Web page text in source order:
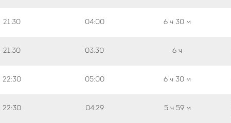
21:30 04:00 6 ч 30 м
21:30 03:30 6 ч
22:30 05:00 6 ч 30 м
22:30 04:29 5 ч 59 м